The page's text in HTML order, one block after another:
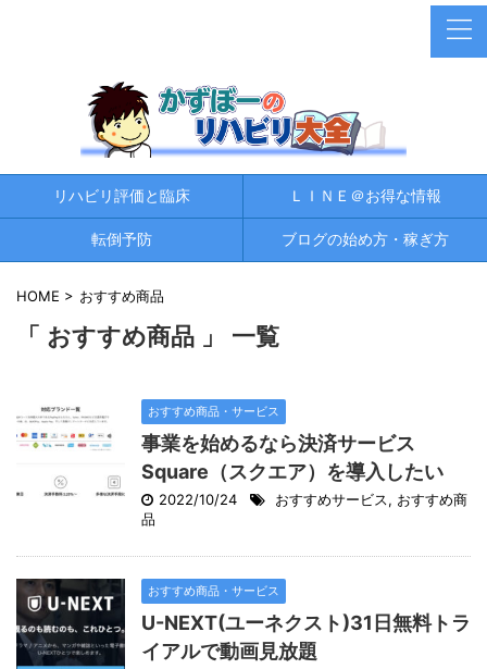
リハビリ評価と臨床 ＬＩＮＥ＠お得な情報
転倒予防 ブログの始め方・稼ぎ方
HOME > おすすめ商品
「 おすすめ商品 」 一覧
おすすめ商品・サービス
事業を始めるなら決済サービス
Square（スクエア）を導入したい
2022/10/24 おすすめサービス, おすすめ商
品
おすすめ商品・サービス
U-NEXT(ユーネクスト)31日無料トラ
イアルで動画見放題